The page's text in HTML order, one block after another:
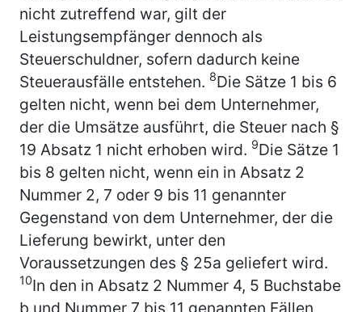
nicht zutreffend war, gilt der
Leistungsempfänger dennoch als
Steuerschuldner, sofern dadurch keine
Steuerausfälle entstehen. 8Die Sätze 1 bis 6
gelten nicht, wenn bei dem Unternehmer,
der die Umsätze ausführt, die Steuer nach §
19 Absatz 1 nicht erhoben wird. 9Die Sätze 1
bis 8 gelten nicht, wenn ein in Absatz 2
Nummer 2, 7 oder 9 bis 11 genannter
Gegenstand von dem Unternehmer, der die
Lieferung bewirkt, unter den
Voraussetzungen des § 25a geliefert wird.
10In den in Absatz 2 Nummer 4, 5 Buchstabe
b und Nummer 7 bis 11 genannten Fällen